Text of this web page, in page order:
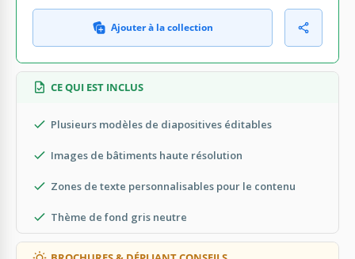
Ajouter à la collection
CE QUI EST INCLUS
Plusieurs modèles de diapositives éditables
Images de bâtiments haute résolution
Zones de texte personnalisables pour le contenu
Thème de fond gris neutre